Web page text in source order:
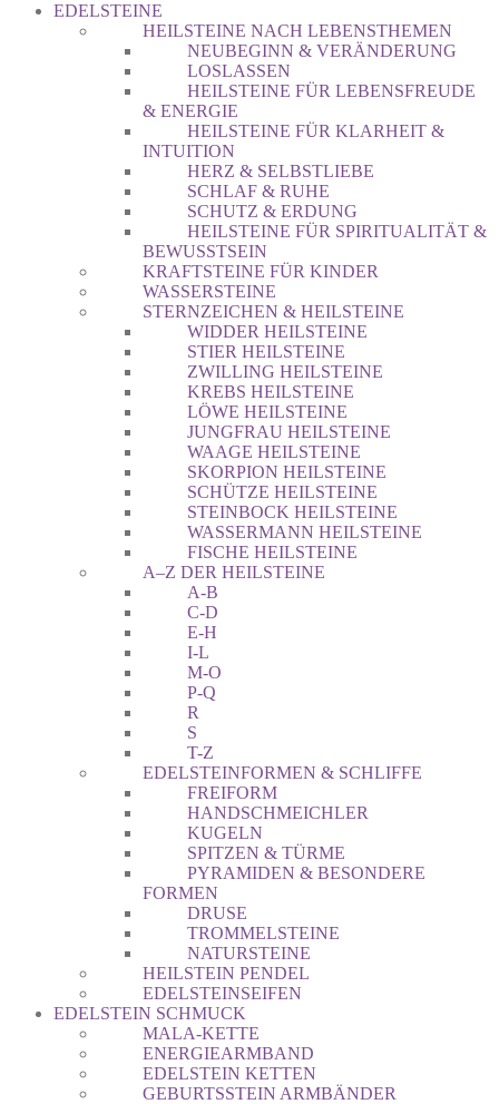
EDELSTEINE
HEILSTEINE NACH LEBENSTHEMEN
NEUBEGINN & VERÄNDERUNG
LOSLASSEN
HEILSTEINE FÜR LEBENSFREUDE
& ENERGIE
HEILSTEINE FÜR KLARHEIT &
INTUITION
HERZ & SELBSTLIEBE
SCHLAF & RUHE
SCHUTZ & ERDUNG
HEILSTEINE FÜR SPIRITUALITÄT &
BEWUSSTSEIN
KRAFTSTEINE FÜR KINDER
WASSERSTEINE
STERNZEICHEN & HEILSTEINE
WIDDER HEILSTEINE
STIER HEILSTEINE
ZWILLING HEILSTEINE
KREBS HEILSTEINE
LÖWE HEILSTEINE
JUNGFRAU HEILSTEINE
WAAGE HEILSTEINE
SKORPION HEILSTEINE
SCHÜTZE HEILSTEINE
STEINBOCK HEILSTEINE
WASSERMANN HEILSTEINE
FISCHE HEILSTEINE
A–Z DER HEILSTEINE
A-B
C-D
E-H
I-L
M-O
P-Q
R
S
T-Z
EDELSTEINFORMEN & SCHLIFFE
FREIFORM
HANDSCHMEICHLER
KUGELN
SPITZEN & TÜRME
PYRAMIDEN & BESONDERE
FORMEN
DRUSE
TROMMELSTEINE
NATURSTEINE
HEILSTEIN PENDEL
EDELSTEINSEIFEN
EDELSTEIN SCHMUCK
MALA-KETTE
ENERGIEARMBAND
EDELSTEIN KETTEN
GEBURTSSTEIN ARMBÄNDER